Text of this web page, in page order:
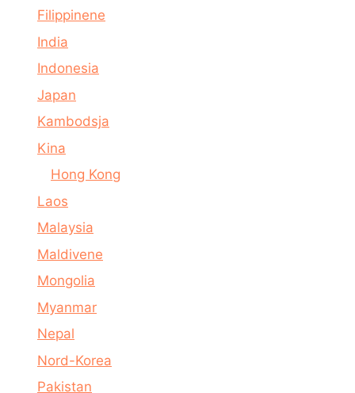
Filippinene
India
Indonesia
Japan
Kambodsja
Kina
Hong Kong
Laos
Malaysia
Maldivene
Mongolia
Myanmar
Nepal
Nord-Korea
Pakistan